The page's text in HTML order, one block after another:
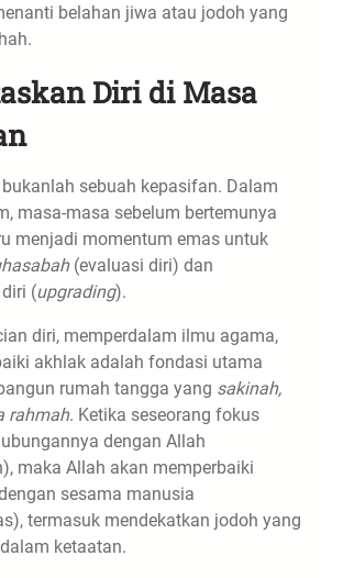
belahan jiwa atau jodoh yang
Diri di Masa
sebuah kepasifan. Dalam
masa-masa sebelum bertemunya
menjadi momentum emas untuk
(evaluasi diri) dan
(upgrading).
diri, memperdalam ilmu agama,
akhlak adalah fondasi utama
rumah tangga yang sakinah,
rahmah. Ketika seseorang fokus
dengan Allah
maka Allah akan memperbaiki
sesama manusia
termasuk mendekatkan jodoh yang
ketaatan.